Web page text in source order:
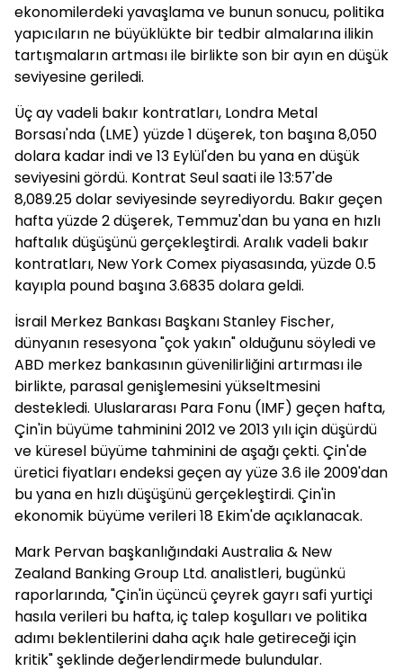
ekonomilerdeki yavaşlama ve bunun sonucu, politika
yapıcıların ne büyüklükte bir tedbir almalarına ilikin
tartışmaların artması ile birlikte son bir ayın en düşük
seviyesine geriledi.
Üç ay vadeli bakır kontratları, Londra Metal
Borsası'nda (LME) yüzde 1 düşerek, ton başına 8,050
dolara kadar indi ve 13 Eylül'den bu yana en düşük
seviyesini gördü. Kontrat Seul saati ile 13:57'de
8,089.25 dolar seviyesinde seyrediyordu. Bakır geçen
hafta yüzde 2 düşerek, Temmuz'dan bu yana en hızlı
haftalık düşüşünü gerçekleştirdi. Aralık vadeli bakır
kontratları, New York Comex piyasasında, yüzde 0.5
kayıpla pound başına 3.6835 dolara geldi.
İsrail Merkez Bankası Başkanı Stanley Fischer,
dünyanın resesyona "çok yakın" olduğunu söyledi ve
ABD merkez bankasının güvenilirliğini artırması ile
birlikte, parasal genişlemesini yükseltmesini
destekledi. Uluslararası Para Fonu (IMF) geçen hafta,
Çin'in büyüme tahminini 2012 ve 2013 yılı için düşürdü
ve küresel büyüme tahminini de aşağı çekti. Çin'de
üretici fiyatları endeksi geçen ay yüze 3.6 ile 2009'dan
bu yana en hızlı düşüşünü gerçekleştirdi. Çin'in
ekonomik büyüme verileri 18 Ekim'de açıklanacak.
Mark Pervan başkanlığındaki Australia & New
Zealand Banking Group Ltd. analistleri, bugünkü
raporlarında, "Çin'in üçüncü çeyrek gayrı safi yurtiçi
hasıla verileri bu hafta, iç talep koşulları ve politika
adımı beklentilerini daha açık hale getireceği için
kritik" şeklinde değerlendirmede bulundular.